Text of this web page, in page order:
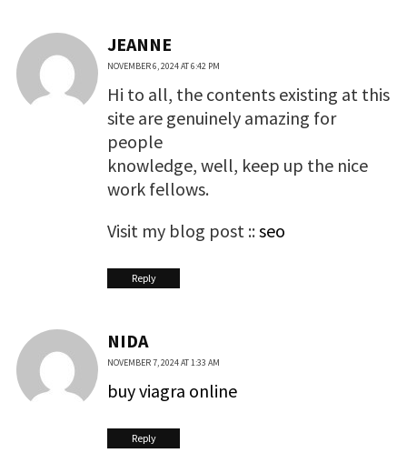
JEANNE
NOVEMBER 6, 2024 AT 6:42 PM
Hi to all, the contents existing at this
site are genuinely amazing for
people
knowledge, well, keep up the nice
work fellows.
Visit my blog post ::seo
Reply
NIDA
NOVEMBER 7, 2024 AT 1:33 AM
buy viagra online
Reply